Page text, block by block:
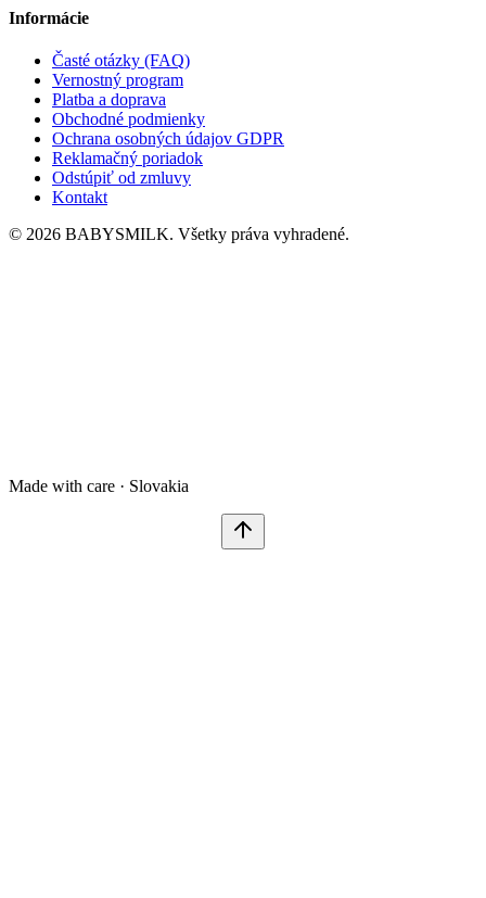
Informácie
Časté otázky (FAQ)
Vernostný program
Platba a doprava
Obchodné podmienky
Ochrana osobných údajov GDPR
Reklamačný poriadok
Odstúpiť od zmluvy
Kontakt
© 2026 BABYSMILK. Všetky práva vyhradené.
Made with care · Slovakia